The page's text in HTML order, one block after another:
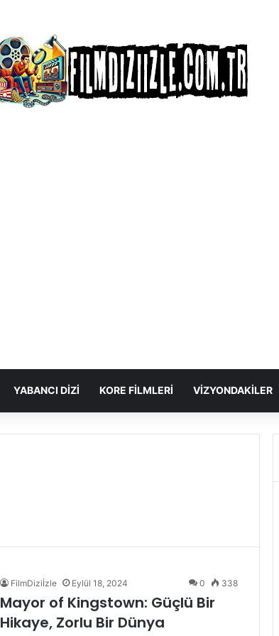
YABANCI DIZI KORE FILMLERI VIZYONDAKILER
FilmDiziİzle Eylül 18, 2024 0 338
Mayor of Kingstown: Güçlü Bir
Hikaye, Zorlu Bir Dünya